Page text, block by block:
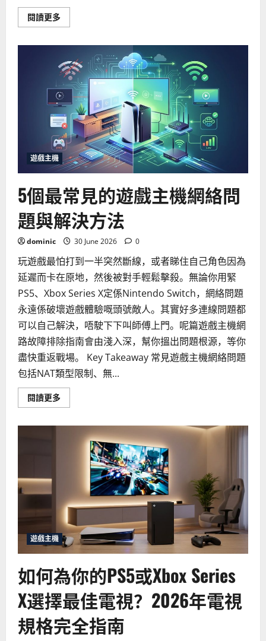
閱讀更多Read
more
機
散
熱
墊
真
的
有
用
嗎？
2026
年
實
測
與
購
建
議
遊戲主機
5個最常見的遊戲主機網絡問
題與解決方法
dominic 30 June 2026 0
玩遊戲最怕打到一半突然斷線，或者睇住自己角色因為
延遲而卡在原地，然後被對手輕鬆擊殺。無論你用緊
PS5、Xbox Series X定係Nintendo Switch，網絡問題
永遠係破壞遊戲體驗嘅頭號敵人。其實好多連線問題都
可以自己解決，唔駛下下叫師傅上門。呢篇遊戲主機網
路故障排除指南會由淺入深，幫你搵出問題根源，等你
盡快重返戰場。 Key Takeaway 常見遊戲主機網絡問題
包括NAT類型限制、無...
閱讀更多Read
more
機
網
問
題
與
解
決
法
遊戲主機
如何為你的PS5或Xbox Series
X選擇最佳電視？2026年電視
規格完全指南